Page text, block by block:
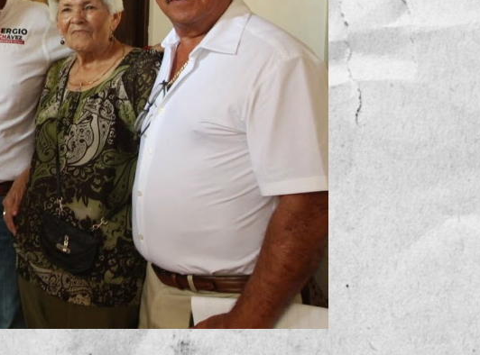
VIDEO NOTA